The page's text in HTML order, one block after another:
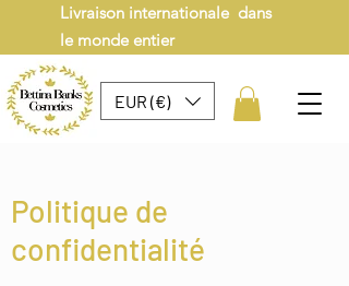
Livraison internationale dans
le monde entier
EUR (€)
Politique de
confidentialité